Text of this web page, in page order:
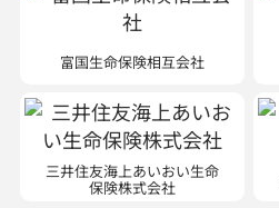
富国生命保険相互会社
三井住友海上あいおい生命
保険株式会社